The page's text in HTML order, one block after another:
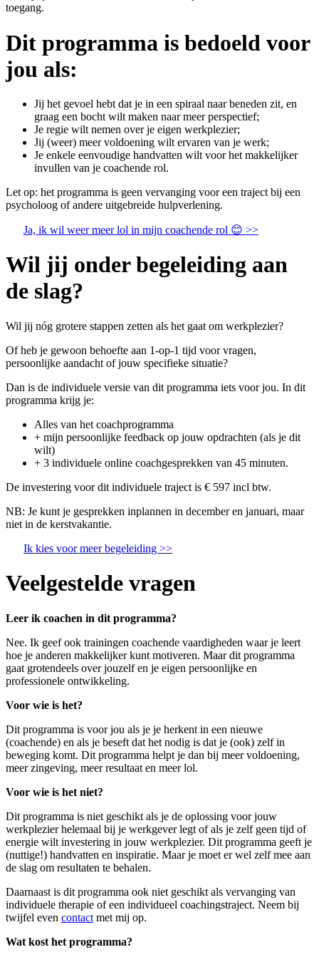
toegang.
Dit programma is bedoeld voor
jou als:
Jij het gevoel hebt dat je in een spiraal naar beneden zit, en
graag een bocht wilt maken naar meer perspectief;
Je regie wilt nemen over je eigen werkplezier;
Jij (weer) meer voldoening wilt ervaren van je werk;
Je enkele eenvoudige handvatten wilt voor het makkelijker
invullen van je coachende rol.
Let op: het programma is geen vervanging voor een traject bij een
psycholoog of andere uitgebreide hulpverlening.
Ja, ik wil weer meer lol in mijn coachende rol 😊 >>
Wil jij onder begeleiding aan
de slag?
Wil jij nóg grotere stappen zetten als het gaat om werkplezier?
Of heb je gewoon behoefte aan 1-op-1 tijd voor vragen,
persoonlijke aandacht of jouw specifieke situatie?
Dan is de individuele versie van dit programma iets voor jou. In dit
programma krijg je:
Alles van het coachprogramma
+ mijn persoonlijke feedback op jouw opdrachten (als je dit
wilt)
+ 3 individuele online coachgesprekken van 45 minuten.
De investering voor dit individuele traject is € 597 incl btw.
NB: Je kunt je gesprekken inplannen in december en januari, maar
niet in de kerstvakantie.
Ik kies voor meer begeleiding >>
Veelgestelde vragen
Leer ik coachen in dit programma?
Nee. Ik geef ook trainingen coachende vaardigheden waar je leert
hoe je anderen makkelijker kunt motiveren. Maar dit programma
gaat grotendeels over jouzelf en je eigen persoonlijke en
professionele ontwikkeling.
Voor wie is het?
Dit programma is voor jou als je je herkent in een nieuwe
(coachende) en als je beseft dat het nodig is dat je (ook) zelf in
beweging komt. Dit programma helpt je dan bij meer voldoening,
meer zingeving, meer resultaat en meer lol.
Voor wie is het niet?
Dit programma is niet geschikt als je de oplossing voor jouw
werkplezier helemaal bij je werkgever legt of als je zelf geen tijd of
energie wilt investering in jouw werkplezier. Dit programma geeft je
(nuttige!) handvatten en inspiratie. Maar je moet er wel zelf mee aan
de slag om resultaten te behalen.
Daarnaast is dit programma ook niet geschikt als vervanging van
individuele therapie of een individueel coachingstraject. Neem bij
twijfel even contact met mij op.
Wat kost het programma?